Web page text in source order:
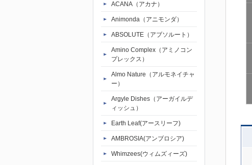
ACANA（アカナ）
Animonda（アニモンダ）
ABSOLUTE（アブソルート）
Amino Complex（アミノコン
プレックス）
Almo Nature（アルモネイチャ
ー）
Argyle Dishes（アーガイルデ
ィッシュ）
Earth Leaf(アースリーフ)
AMBROSIA(アンブロシア)
Whimzees(ウィムズィーズ)